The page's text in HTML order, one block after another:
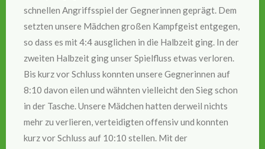
schnellen Angriffsspiel der Gegnerinnen geprägt. Dem
setzten unsere Mädchen großen Kampfgeist entgegen,
so dass es mit 4:4 ausglichen in die Halbzeit ging. In der
zweiten Halbzeit ging unser Spielfluss etwas verloren.
Bis kurz vor Schluss konnten unsere Gegnerinnen auf
8:10 davon eilen und wähnten vielleicht den Sieg schon
in der Tasche. Unsere Mädchen hatten derweil nichts
mehr zu verlieren, verteidigten offensiv und konnten
kurz vor Schluss auf 10:10 stellen. Mit der